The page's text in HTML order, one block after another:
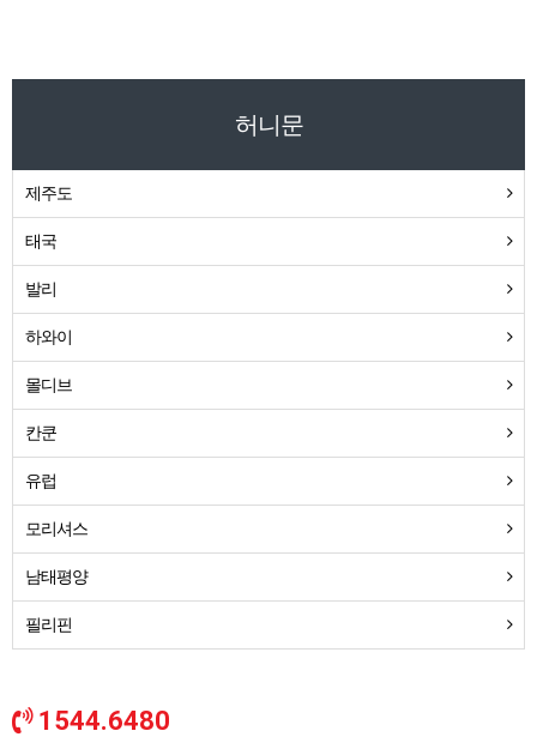
허니문
제주도
태국
발리
하와이
몰디브
칸쿤
유럽
모리셔스
남태평양
필리핀
1544.6480